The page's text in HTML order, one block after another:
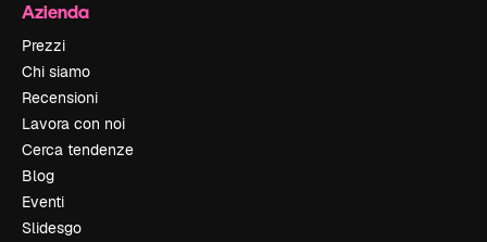
Azienda
Prezzi
Chi siamo
Recensioni
Lavora con noi
Cerca tendenze
Blog
Eventi
Slidesgo